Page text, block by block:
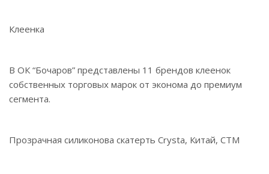
Клеенка
В ОК “Бочаров” представлены 11 брендов клеенок
собственных торговых марок от эконома до премиум
сегмента.
Прозрачная силиконова скатерть Crysta, Китай, СТМ